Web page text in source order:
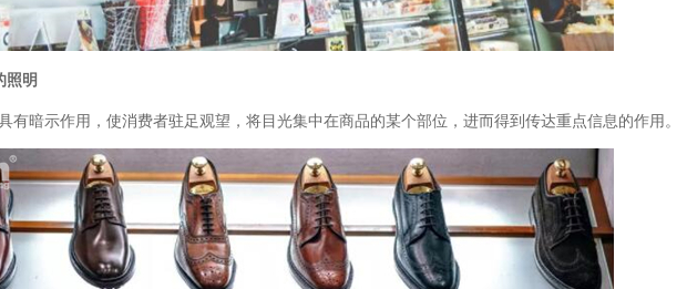
照明
有暗示作用，使消费者驻足观望，将目光集中在商品的某个部位，进而得到传达重点信息的作用。